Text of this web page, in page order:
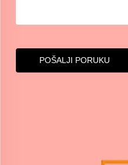
POŠALJI PORUKU